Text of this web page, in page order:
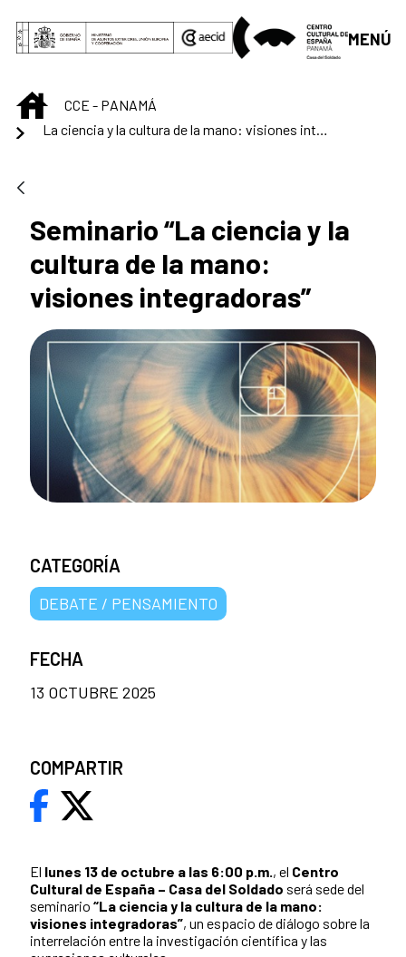
Saltar al contenido principal
MENÚ
INICIOCCE - PANAMÁ
Seminario “La ciencia y la
cultura de la mano:
visiones integradoras”
El lunes 13 de octubre a las 6:00 p.m., el Centro
Cultural de España – Casa del Soldado será sede del
seminario “La ciencia y la cultura de la mano:
visiones integradoras”, un espacio de diálogo sobre la
interrelación entre la investigación científica y las
CATEGORÍA
DEBATE / PENSAMIENTO
FECHA
13 OCTUBRE 2025
COMPARTIR